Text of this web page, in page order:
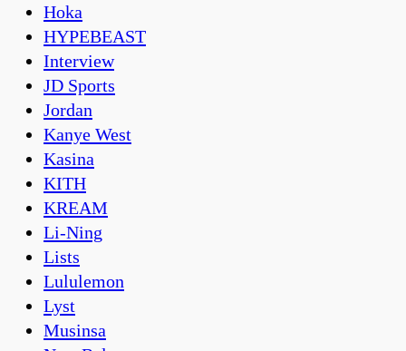
Hoka
HYPEBEAST
Interview
JD Sports
Jordan
Kanye West
Kasina
KITH
KREAM
Li-Ning
Lists
Lululemon
Lyst
Musinsa